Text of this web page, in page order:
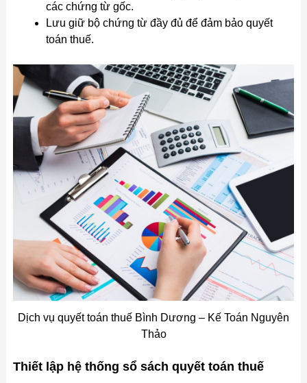
các chứng từ gốc.
Lưu giữ bộ chứng từ đầy đủ để đảm bảo quyết
toán thuế.
Dịch vụ quyết toán thuế Bình Dương – Kế Toán Nguyên
Thảo
Thiết lập hệ thống sổ sách quyết toán thuế